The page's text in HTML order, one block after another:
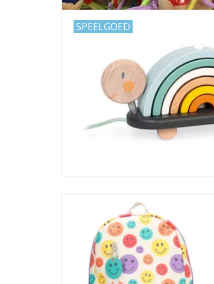
SPEELGOED
Rugzak Smiley
TOEVOEGEN AAN WINKELWAGEN